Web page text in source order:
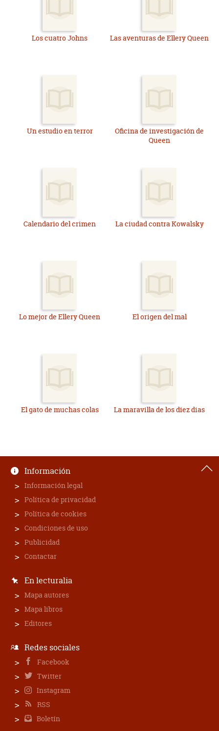
Los cuatro Johns Las aventuras de Ellery Queen
Un estudio en terror
Oficina de investigación de
Queen
Calendario del crimen La ciudad contra Kowalsky
Lo mejor de Ellery Queen El origen del mal
El gato de muchas colas La maravilla de los diez dias
Información
Información legal
Política de privacidad
Política de cookies
Condiciones de uso
Publicidad
Contactar
En lecturalia
Mapa autores
Mapa libros
Editores
Redes sociales
Facebook
Twitter
Instagram
RSS
Boletín